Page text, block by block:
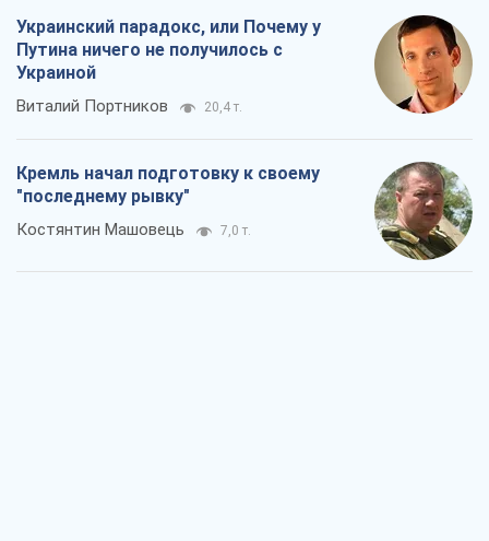
Украинский парадокс, или Почему у
Путина ничего не получилось с
Украиной
Виталий Портников 20,4 т.
Кремль начал подготовку к своему
"последнему рывку"
Костянтин Машовець 7,0 т.